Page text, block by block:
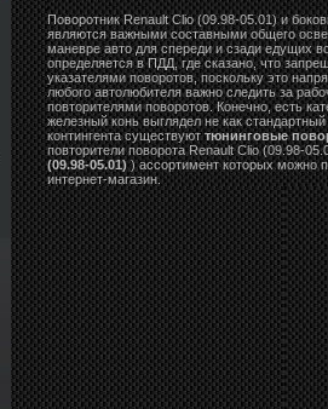
Поворотник Renault Clio (09.98-05.01) и
являются важными составными общего
маневре авто для спереди и сзади едущих
определяется в ПДД, где сказано, что
указателями поворотов, поскольку это
любого автолюбителя важно следить за
повторителями поворотов. Конечно, есть
железный конь выглядел не как
контингента существуюттюнинговые
повторители поворота Renault Clio (09.98-
(09.98-05.01)) ассортимент которых можно
интернет-магазин.